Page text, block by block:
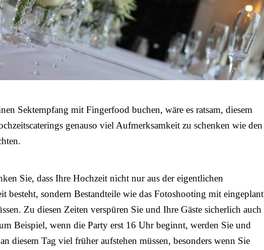
Sektempfang mit Fingerfood buchen, wäre es ratsam, diesem
genauso viel Aufmerksamkeit zu schenken wie den
Sie, dass Ihre Hochzeit nicht nur aus der eigentlichen
besteht, sondern Bestandteile wie das Fotoshooting mit eingeplant
Zu diesen Zeiten verspüren Sie und Ihre Gäste sicherlich auch
Beispiel, wenn die Party erst 16 Uhr beginnt, werden Sie und
diesem Tag viel früher aufstehen müssen, besonders wenn Sie